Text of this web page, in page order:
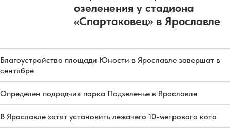
озеленения у стадиона
«Спартаковец» в Ярославле
Благоустройство площади Юности в Ярославле завершат в
сентябре
Определен подрядчик парка Подзеленье в Ярославле
В Ярославле хотят установить лежачего 10-метрового кота